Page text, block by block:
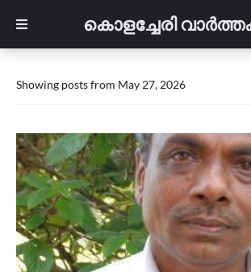
കൊളച്ചേരി
Showing posts from May 27, 2026